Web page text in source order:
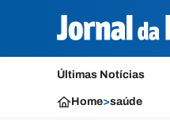
Últimas Notícias
Home>saúde